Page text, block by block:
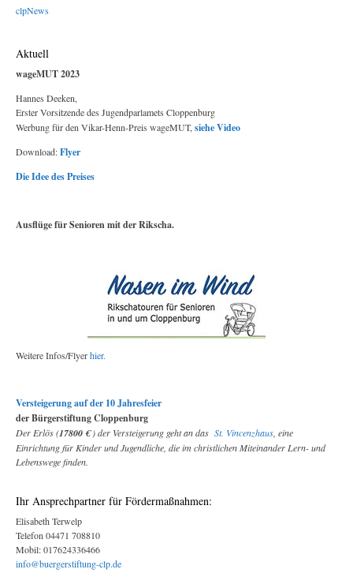
clpNews
Aktuell
wageMUT 2023
Hannes Deeken,
Erster Vorsitzende des Jugendparlamets Cloppenburg
Werbung für den Vikar-Henn-Preis wageMUT,siehe Video
Download:Flyer
Die Idee des Preises
Ausflüge für Senioren mit der Rikscha.
Weitere Infos/Flyerhier.
Versteigerung auf der 10 Jahresfeier
der Bürgerstiftung Cloppenburg
Der Erlös (17800 €) der Versteigerung geht an das St. Vincenzhaus, eine
Einrichtung für Kinder und Jugendliche, die im christlichen Miteinander Lern- und
Lebenswege finden.
Ihr Ansprechpartner für Fördermaßnahmen:
Elisabeth Terwelp
Telefon 04471 708810
Mobil: 017624336466
info@buergerstiftung-clp.de